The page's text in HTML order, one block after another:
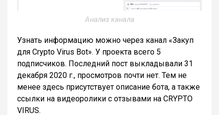
Анализ канала
Узнать информацию можно через канал «Закуп
для Crypto Virus Bot». У проекта всего 5
подписчиков. Последний пост выкладывали 31
декабря 2020 г., просмотров почти нет. Тем не
менее здесь присутствует описание бота, а также
ссылки на видеоролики с отзывами на CRYPTO
VIRUS.